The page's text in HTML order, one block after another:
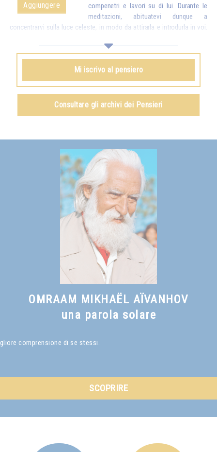
Aggiungere
compenetri e lavori su di lui. Durante le
meditazioni, abituatevi dunque a
concentrarvi sulla luce celeste, in modo da attirarla e introdurla in voi:
vostro corpo con particelle nuove, più pure. E una volta che avrete
attirato la luce in voi, dovrete ancora esercitarvi a inviare quella luce nel
mondo intero per aiutare tutti gli esseri umani.*
Omraam Mikhaël Aïvanhov
Vedi ancheLa luce, spirito vivente, capitolo IX
Mi iscrivo al pensiero
Consultare gli archivi dei Pensieri
OMRAAM MIKHAËL AÏVANHOV
una parola solare
comprensione di se stessi.
SCOPRIRE